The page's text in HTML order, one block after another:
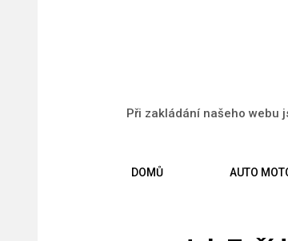
Při zakládání našeho webu
DOMŮ AUTO